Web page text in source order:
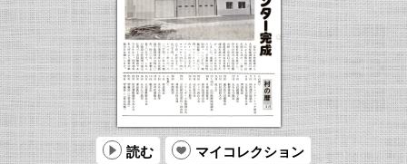
読む マイコレクション